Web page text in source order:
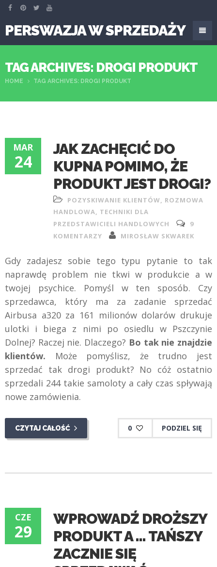
PERSWAZJA W SPRZEDAŻY
TAG ARCHIVES: DROGI PRODUKT
HOME TAG ARCHIVES: DROGI PRODUKT
MAR
24
JAK ZACHĘCIĆ DO
KUPNA POMIMO, ŻE
PRODUKT JEST DROGI?
POZYSKIWANIE KLIENTÓW, ROZMOWA
HANDLOWA, TECHNIKI DLA
PRZEDSTAWICIELI HANDLOWYCH
9
KOMENTARZY
MIROSŁAW SKWAREK
Gdy zadajesz sobie tego typu pytanie to tak
naprawdę problem nie tkwi w produkcie a w
twojej psychice. Pomyśl w ten sposób. Czy
sprzedawca, który ma za zadanie sprzedać
Airbusa a320 za 161 milionów dolarów drukuje
ulotki i biega z nimi po osiedlu w Pszczynie
Dolnej? Raczej nie. Dlaczego? Bo tak nie znajdzie
klientów. Może pomyślisz, że trudno jest
sprzedać tak drogi produkt? No cóż ostatnio
sprzedali 244 takie samoloty a cały czas spływają
nowe zamówienia.
CZYTAJ CAŁOŚĆ 0 PODZIEL SIĘ
CZE
29
WPROWADŹ DROŻSZY
PRODUKT A … TAŃSZY
ZACZNIE SIĘ